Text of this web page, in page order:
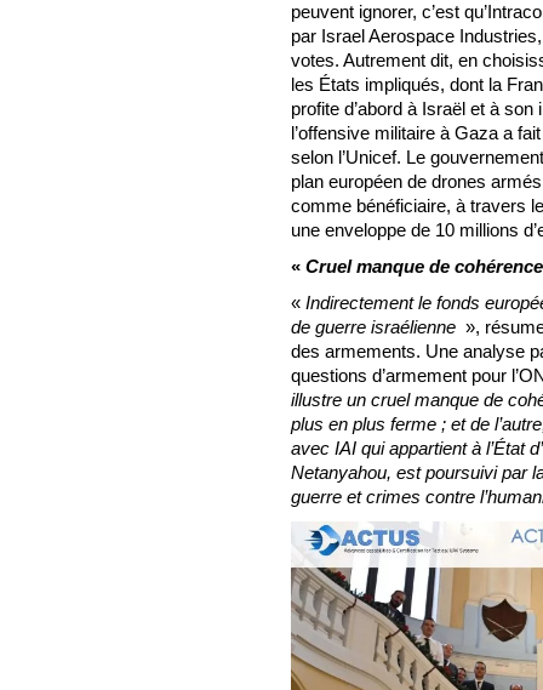
peuvent ignorer, c’est
par Israel Aerospace
votes. Autrement dit, en
les États impliqués, dont la
profite d’abord à Israël et à
l’offensive militaire à Gaza a
selon l’Unicef. Le
plan européen de drones
comme bénéficiaire, à travers
une enveloppe de 10 millions
« Cruel manque de cohérence
« Indirectement le fonds
de guerre israélienne »,
des armements. Une analyse
questions d’armement pour
illustre un cruel manque de
plus en plus ferme ; et de
avec IAI qui appartient à l’État
Netanyahou, est poursuivi par
guerre et crimes contre